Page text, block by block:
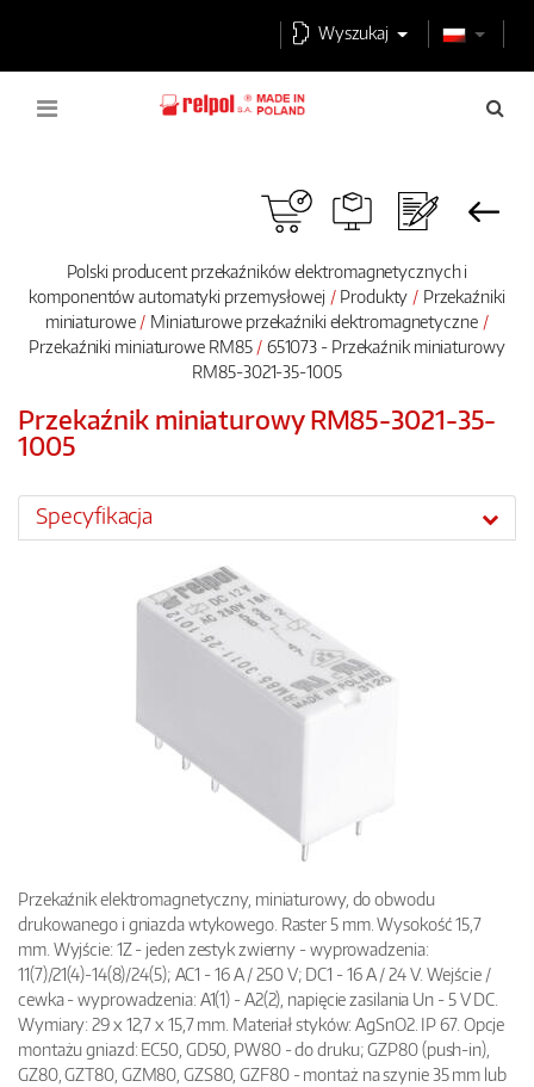
Wyszukaj
Polski producent przekaźników elektromagnetycznych i
komponentów automatyki przemysłowej
Produkty
Przekaźniki
miniaturowe
Miniaturowe przekaźniki elektromagnetyczne
Przekaźniki miniaturowe RM85
651073 - Przekaźnik miniaturowy
RM85-3021-35-1005
Przekaźnik miniaturowy RM85-3021-35-
1005
Specyfikacja
Przekaźnik elektromagnetyczny, miniaturowy, do obwodu
drukowanego i gniazda wtykowego. Raster 5 mm. Wysokość 15,7
mm. Wyjście: 1Z - jeden zestyk zwierny - wyprowadzenia:
11(7)/21(4)-14(8)/24(5); AC1 - 16 A / 250 V; DC1 - 16 A / 24 V. Wejście /
cewka - wyprowadzenia: A1(1) - A2(2), napięcie zasilania Un - 5 V DC.
Wymiary: 29 x 12,7 x 15,7 mm. Materiał styków: AgSnO2. IP 67. Opcje
montażu gniazd: EC50, GD50, PW80 - do druku; GZP80 (push-in),
GZ80, GZT80, GZM80, GZS80, GZF80 - montaż na szynie 35 mm lub